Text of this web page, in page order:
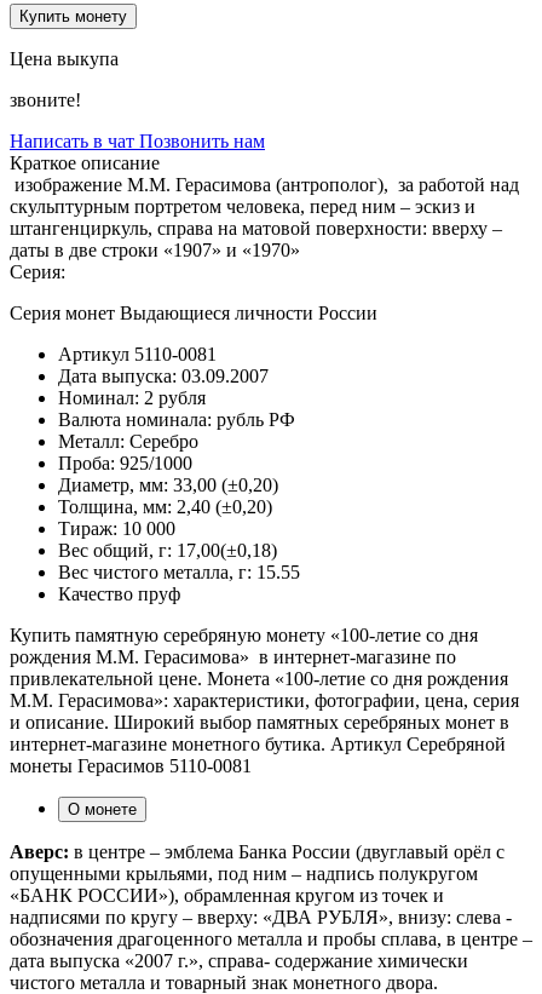
Купить монету
Цена выкупа
звоните!
Написать в чат Позвонить нам
Краткое описание
изображение М.М. Герасимова (антрополог), за работой над
скульптурным портретом человека, перед ним – эскиз и
штангенциркуль, справа на матовой поверхности: вверху –
даты в две строки «1907» и «1970»
Серия:
Серия монет Выдающиеся личности России
Артикул 5110-0081
Дата выпуска: 03.09.2007
Номинал: 2 рубля
Валюта номинала: рубль РФ
Металл: Серебро
Проба: 925/1000
Диаметр, мм: 33,00 (±0,20)
Толщина, мм: 2,40 (±0,20)
Тираж: 10 000
Вес общий, г: 17,00(±0,18)
Вес чистого металла, г: 15.55
Качество пруф
Купить памятную серебряную монету «100-летие со дня
рождения М.М. Герасимова» в интернет-магазине по
привлекательной цене. Монета «100-летие со дня рождения
М.М. Герасимова»: характеристики, фотографии, цена, серия
и описание. Широкий выбор памятных серебряных монет в
интернет-магазине монетного бутика. Артикул Серебряной
монеты Герасимов 5110-0081
О монете
Аверс: в центре – эмблема Банка России (двуглавый орёл с
опущенными крыльями, под ним – надпись полукругом
«БАНК РОССИИ»), обрамленная кругом из точек и
надписями по кругу – вверху: «ДВА РУБЛЯ», внизу: слева -
обозначения драгоценного металла и пробы сплава, в центре –
дата выпуска «2007 г.», справа- содержание химически
чистого металла и товарный знак монетного двора.